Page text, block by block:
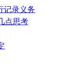
记录义务
点思考